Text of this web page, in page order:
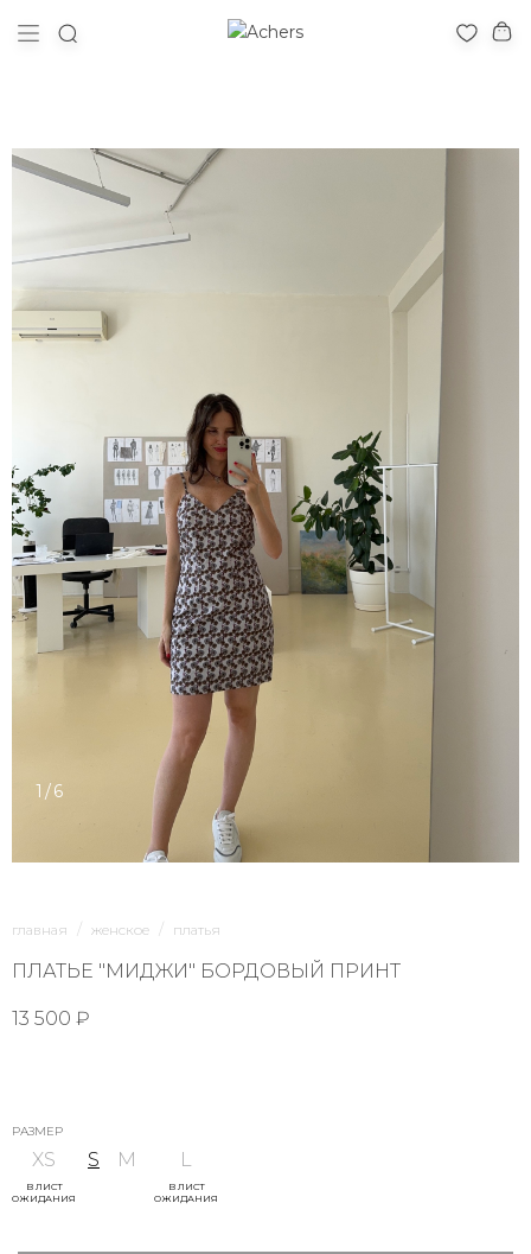
1/6
главная женское платья
ПЛАТЬЕ "МИДЖИ" БОРДОВЫЙ ПРИНТ
13 500 ₽
РАЗМЕР
XS
В ЛИСТ
ОЖИДАНИЯ
S M L
В ЛИСТ
ОЖИДАНИЯ